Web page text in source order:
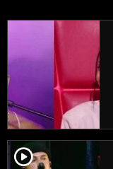
player2